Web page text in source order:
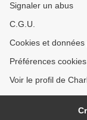
Signaler un abus
C.G.U.
Cookies et
Préférences cookies
Voir le profil de